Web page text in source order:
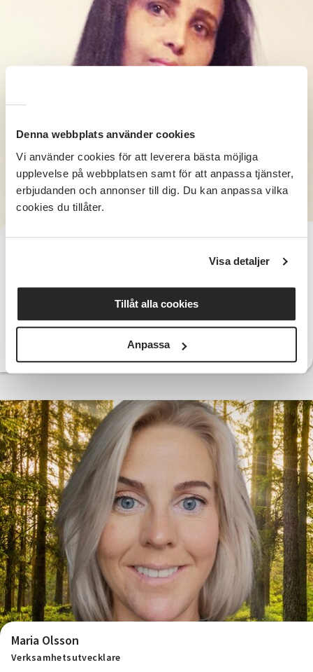
Denna webbplats använder cookies
Vi använder cookies för att leverera bästa möjliga
upplevelse på webbplatsen samt för att anpassa tjänster,
erbjudanden och annonser till dig. Du kan anpassa vilka
cookies du tillåter.
Visa detaljer
Tillåt alla cookies
Anpassa
Simret Kidane Hagos
simret.kidane.hagos@sv.se
Maria Olsson
Verksamhetsutvecklare